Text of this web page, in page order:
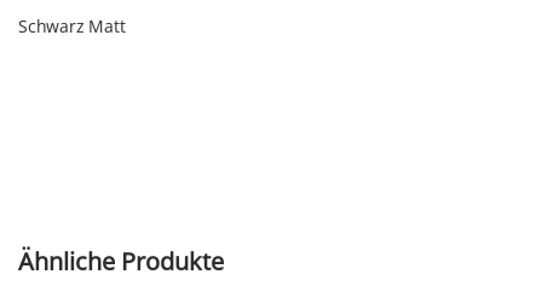
Schwarz Matt
Ähnliche Produkte